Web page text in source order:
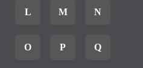
L M N
O P Q